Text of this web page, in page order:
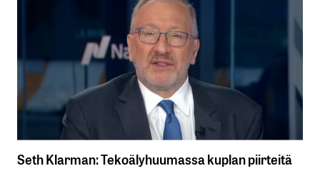
Seth Klarman: Tekoälyhuumassa kuplan piirteitä